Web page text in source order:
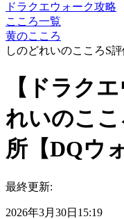
ドラクエウォーク攻略
こころ一覧
黄のこころ
しのどれいのこころS
【ドラク
れいのこ
所【DQウ
最終更新:
2026年3月30日15:19